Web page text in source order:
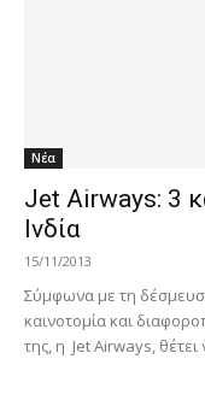
Νέα
Jet Airways: 3
Ινδία
15/11/2013
Σύμφωνα με τη
καινοτομία και
της, η Jet Airways,